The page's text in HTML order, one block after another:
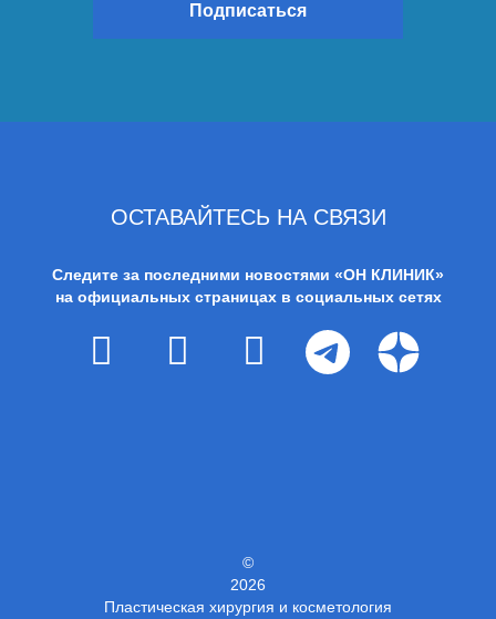
Подписаться
ОСТАВАЙТЕСЬ НА СВЯЗИ
Следите за последними новостями «ОН КЛИНИК»
на официальных страницах в социальных сетях
©
2026
Пластическая хирургия и косметология